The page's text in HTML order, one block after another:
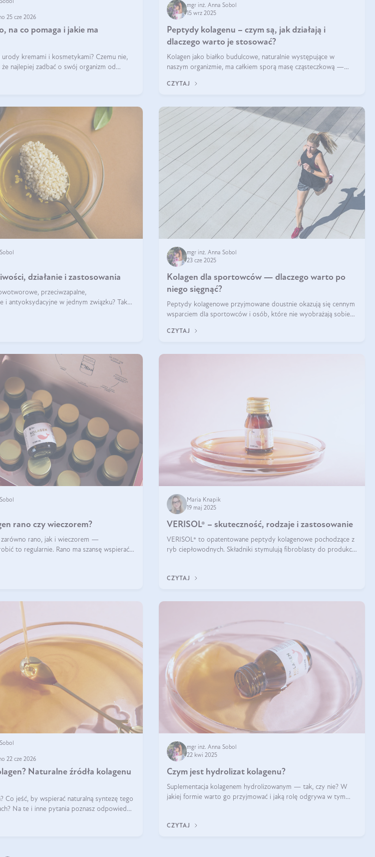
25 cze 2026
na co pomaga i jakie ma
urody kremami i kosmetykami? Czemu nie,
że najlepiej zadbać o swój organizm od
się zdrowo i atrakcyjnie. Stosowanie
mgr inż. Anna Sobol
15 wrz 2025
Peptydy kolagenu – czym są, jak działają i
dlaczego warto je stosować?
Kolagen jako białko budulcowe, naturalnie występujące w
naszym organizmie, ma całkiem sporą masę cząsteczkową —
formie, byłby trudno strawialny. Aby był lepiej przyswajalny i
CZYTAJ
działanie i zastosowania
przeciwzapalne,
i antyoksydacyjne w jednym związku? Tak
to pierwsza ok
mgr inż. Anna Sobol
23 cze 2025
Kolagen dla sportowców — dlaczego warto po
niego sięgnąć?
Peptydy kolagenowe przyjmowane doustnie okazują się cennym
wsparciem dla sportowców i osób, które nie wyobrażają sobie
CZYTAJ
rano czy wieczorem?
zarówno rano, jak i wieczorem —
to regularnie. Rano ma szansę wspierać
Maria Knapik
19 maj 2025
VERISOL® – skuteczność, rodzaje i zastosowanie
VERISOL® to opatentowane peptydy kolagenowe pochodzące z
ryb ciepłowodnych. Składniki stymulują fibroblasty do produkcji
komórek skóry.
CZYTAJ
22 cze 2026
Naturalne źródła kolagenu
Co jeść, by wspierać naturalną syntezę tego
Na te i inne pytania poznasz odpowiedź
mgr inż. Anna Sobol
22 kwi 2025
Czym jest hydrolizat kolagenu?
Suplementacja kolagenem hydrolizowanym — tak, czy nie? W
jakiej formie warto go przyjmować i jaką rolę odgrywa w tym
CZYTAJ